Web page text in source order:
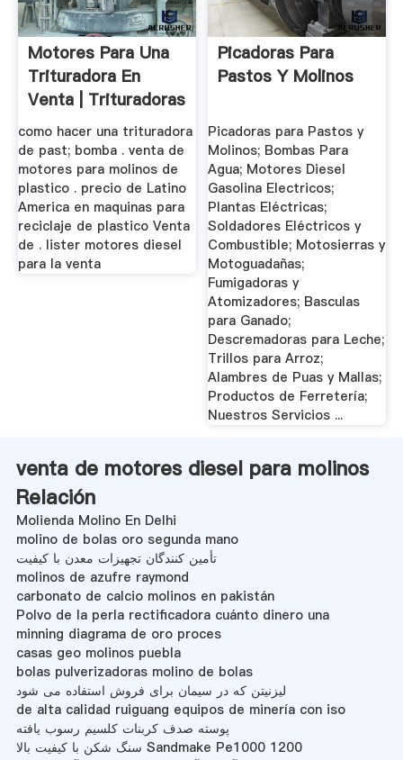
Motores Para Una
Trituradora En
Venta | Trituradoras
Y Molinos
como hacer una trituradora
de past; bomba . venta de
motores para molinos de
plastico . precio de Latino
America en maquinas para
reciclaje de plastico Venta
de . lister motores diesel
para la venta
Picadoras Para
Pastos Y Molinos
Picadoras para Pastos y
Molinos; Bombas Para
Agua; Motores Diesel
Gasolina Electricos;
Plantas Eléctricas;
Soldadores Eléctricos y
Combustible; Motosierras y
Motoguadañas;
Fumigadoras y
Atomizadores; Basculas
para Ganado;
Descremadoras para Leche;
Trillos para Arroz;
Alambres de Puas y Mallas;
Productos de Ferretería;
Nuestros Servicios ...
venta de motores diesel para molinos
Relación
Molienda Molino En Delhi
molino de bolas oro segunda mano
تأمین کنندگان تجهیزات معدن با کیفیت
molinos de azufre raymond
carbonato de calcio molinos en pakistán
Polvo de la perla rectificadora cuánto dinero una
minning diagrama de oro proces
casas geo molinos puebla
bolas pulverizadoras molino de bolas
لیزنیتن که در سیمان برای فروش استفاده می شود
de alta calidad ruiguang equipos de minería con iso
پوسته صدف کربنات کلسیم رسوب یافته
سنگ شکن با کیفیت بالا Sandmake Pe1000 1200